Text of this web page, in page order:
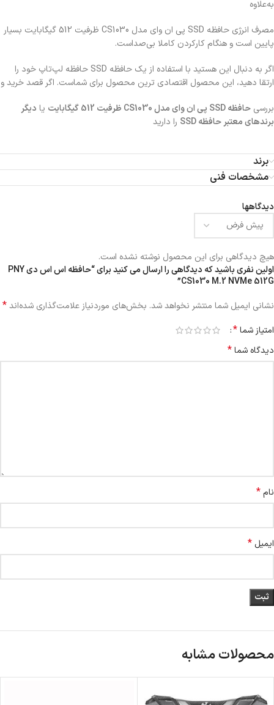
به‌علاوه
مصرف انرژی حافظه SSD پی ان وای مدل CS1030 ظرفیت 512گیگابایت بسیار
پایین است و هنگام کارکردن کاملا بی‌صداست.
اگر به‌ دنبال این هستید با استفاده از یک حافظه SSD حافظه لپ‌تاپ خود را
ارتقا دهید، این محصول اقتصادی‌ ترین محصول برای شماست. اگر قصد خرید و
بررسی حافظهSSD پی ان وای مدلCS1030 ظرفیت 512گیگابایت یا دیگر
برندهای معتبر حافظه SSD
را دارید
برند
مشخصات فنی
دیدگاهها
هیچ دیدگاهی برای این محصول نوشته نشده است.
اولین نفری باشید که دیدگاهی را ارسال می کنید برای “حافظه اس اس دی PNY
CS1030 M.2 NVMe 512G”
نشانی ایمیل شما منتشر نخواهد شد. بخش‌های موردنیاز علامت‌گذاری شده‌اند*
امتیاز شما*
دیدگاه شما*
نام*
ایمیل *
محصولات مشابه